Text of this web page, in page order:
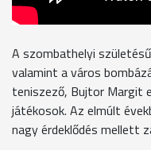
A szombathelyi
valamint a város
teniszező, Bujtor
játékosok. Az elmúlt
nagy érdeklődés mellett